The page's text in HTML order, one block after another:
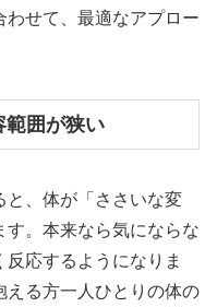
わせて、最適なアプロー
囲が狭い
と、体が「ささいな変
。本来なら気にならな
応するようになりま
える方一人ひとりの体の